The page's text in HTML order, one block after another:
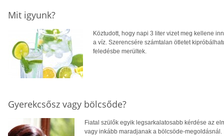
Mit igyunk?
Köztudott, hogy napi 3 liter vizet meg kellene
a víz. Szerencsére számtalan ötletet
feledésbe merültek.
Gyerekcsősz vagy bölcsőde?
Fiatal szülők egyik legsarkalatosabb kérdése az
vagy inkább maradjanak a bölcsöde-